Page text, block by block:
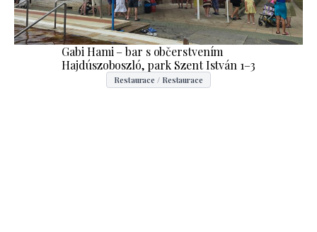
Gabi Hami – bar s občerstvením
Hajdúszoboszló, park Szent István 1–3
Restaurace / Restaurace